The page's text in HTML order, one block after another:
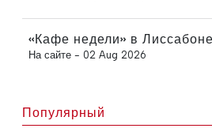
«Кафе недели» в
На сайте - 02 Aug 2026
Популярный